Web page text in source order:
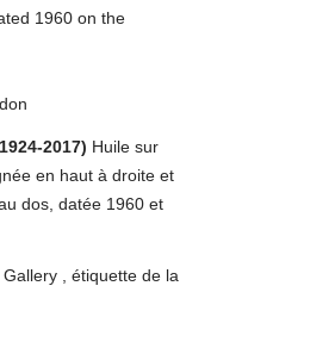
1960 on the
2017) Huile sur
en haut à droite et
dos, datée 1960 et
, étiquette de la